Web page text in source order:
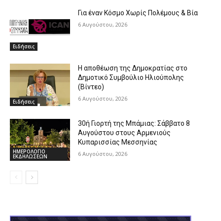
Ειδήσεις
Για έναν Κόσμο Χωρίς Πολέμους & Βία
6 Αυγούστου, 2026
Ειδήσεις
Η αποθέωση της Δημοκρατίας στο
Δημοτικό Συμβούλιο Ηλιούπολης
(Βίντεο)
6 Αυγούστου, 2026
ΗΜΕΡΟΛΟΓΙΟ
ΕΚΔΗΛΩΣΕΩΝ
30ή Γιορτή της Μπάμιας: Σάββατο 8
Αυγούστου στους Αρμενιούς
Κυπαρισσίας Μεσσηνίας
6 Αυγούστου, 2026